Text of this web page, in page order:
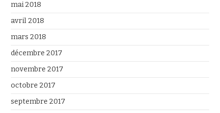
mai 2018
avril 2018
mars 2018
décembre 2017
novembre 2017
octobre 2017
septembre 2017